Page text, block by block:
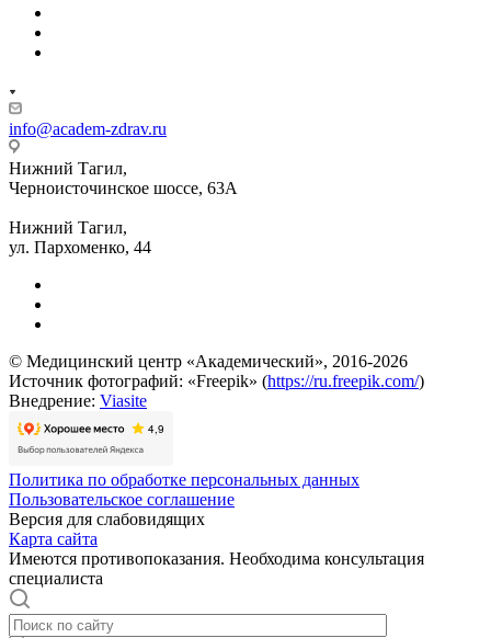
info@academ-zdrav.ru
Нижний Тагил,
Черноисточинское шоссе, 63А
Нижний Тагил,
ул. Пархоменко, 44
© Медицинский центр «Академический», 2016-2026
Источник фотографий: «Freepik» (https://ru.freepik.com/)
Внедрение: Viasite
Политика по обработке персональных данных
Пользовательское соглашение
Версия для слабовидящих
Карта сайта
Имеются противопоказания. Необходима консультация
специалиста